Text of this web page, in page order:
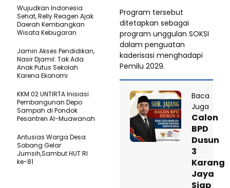
Program tersebut
ditetapkan sebagai
program unggulan SOKSI
dalam penguatan
kaderisasi menghadapi
Pemilu 2029.
Baca
Juga
Calon
BPD
Dusun
3
Karang
Jaya
Siap
Wujudkan Indonesia
Sehat, Relly Reagen Ajak
Daerah Kembangkan
Wisata Kebugaran
Jamin Akses Pendidikan,
Nasir Djamil: Tak Ada
Anak Putus Sekolah
Karena Ekonomi
KKM 02 UNTIRTA Inisiasi
Pembangunan Depo
Sampah di Pondok
Pesantren Al-Muawanah
Antusias Warga Desa
Sobang Gelar
Jumsih,Sambut HUT RI
ke-81